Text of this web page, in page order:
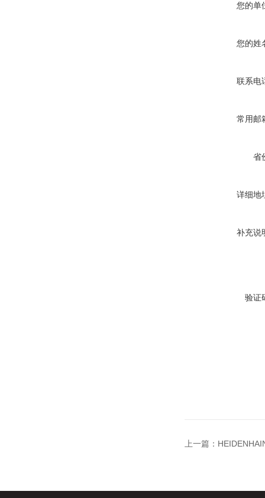
您的单
您的姓
联系电
常用邮
省
详细地
补充说
验证
上一篇：